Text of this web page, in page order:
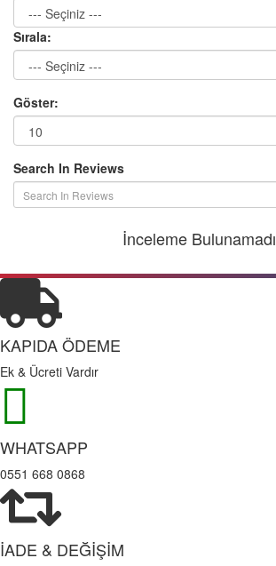
Sırala:
Göster:
Search In Reviews
İnceleme Bulunamadı
KAPIDA ÖDEME
Ek & Ücreti Vardır
WHATSAPP
0551 668 0868
İADE & DEĞİŞİM